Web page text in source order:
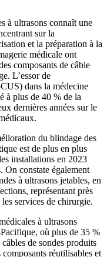
à ultrasons connaît une
sur la
et la préparation à la
médicale ont
composants de câble
L’essor de
dans la médecine
à plus de 40 % de la
dernières années sur le
du blindage des
est de plus en plus
installations en 2023
On constate également
à ultrasons jetables, en
représentant près
services de chirurgie.
à ultrasons
où plus de 35 %
de sondes produits
réutilisables et